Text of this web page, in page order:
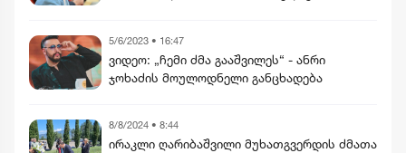
5/6/2023 • 16:47
ვიდეო: „ჩემი ძმა გააშვილეს“ - ანრი
ჯოხაძის მოულოდნელი განცხადება
8/8/2024 • 8:44
ირაკლი ღარიბაშვილი მუხათგვერდის ძმათა